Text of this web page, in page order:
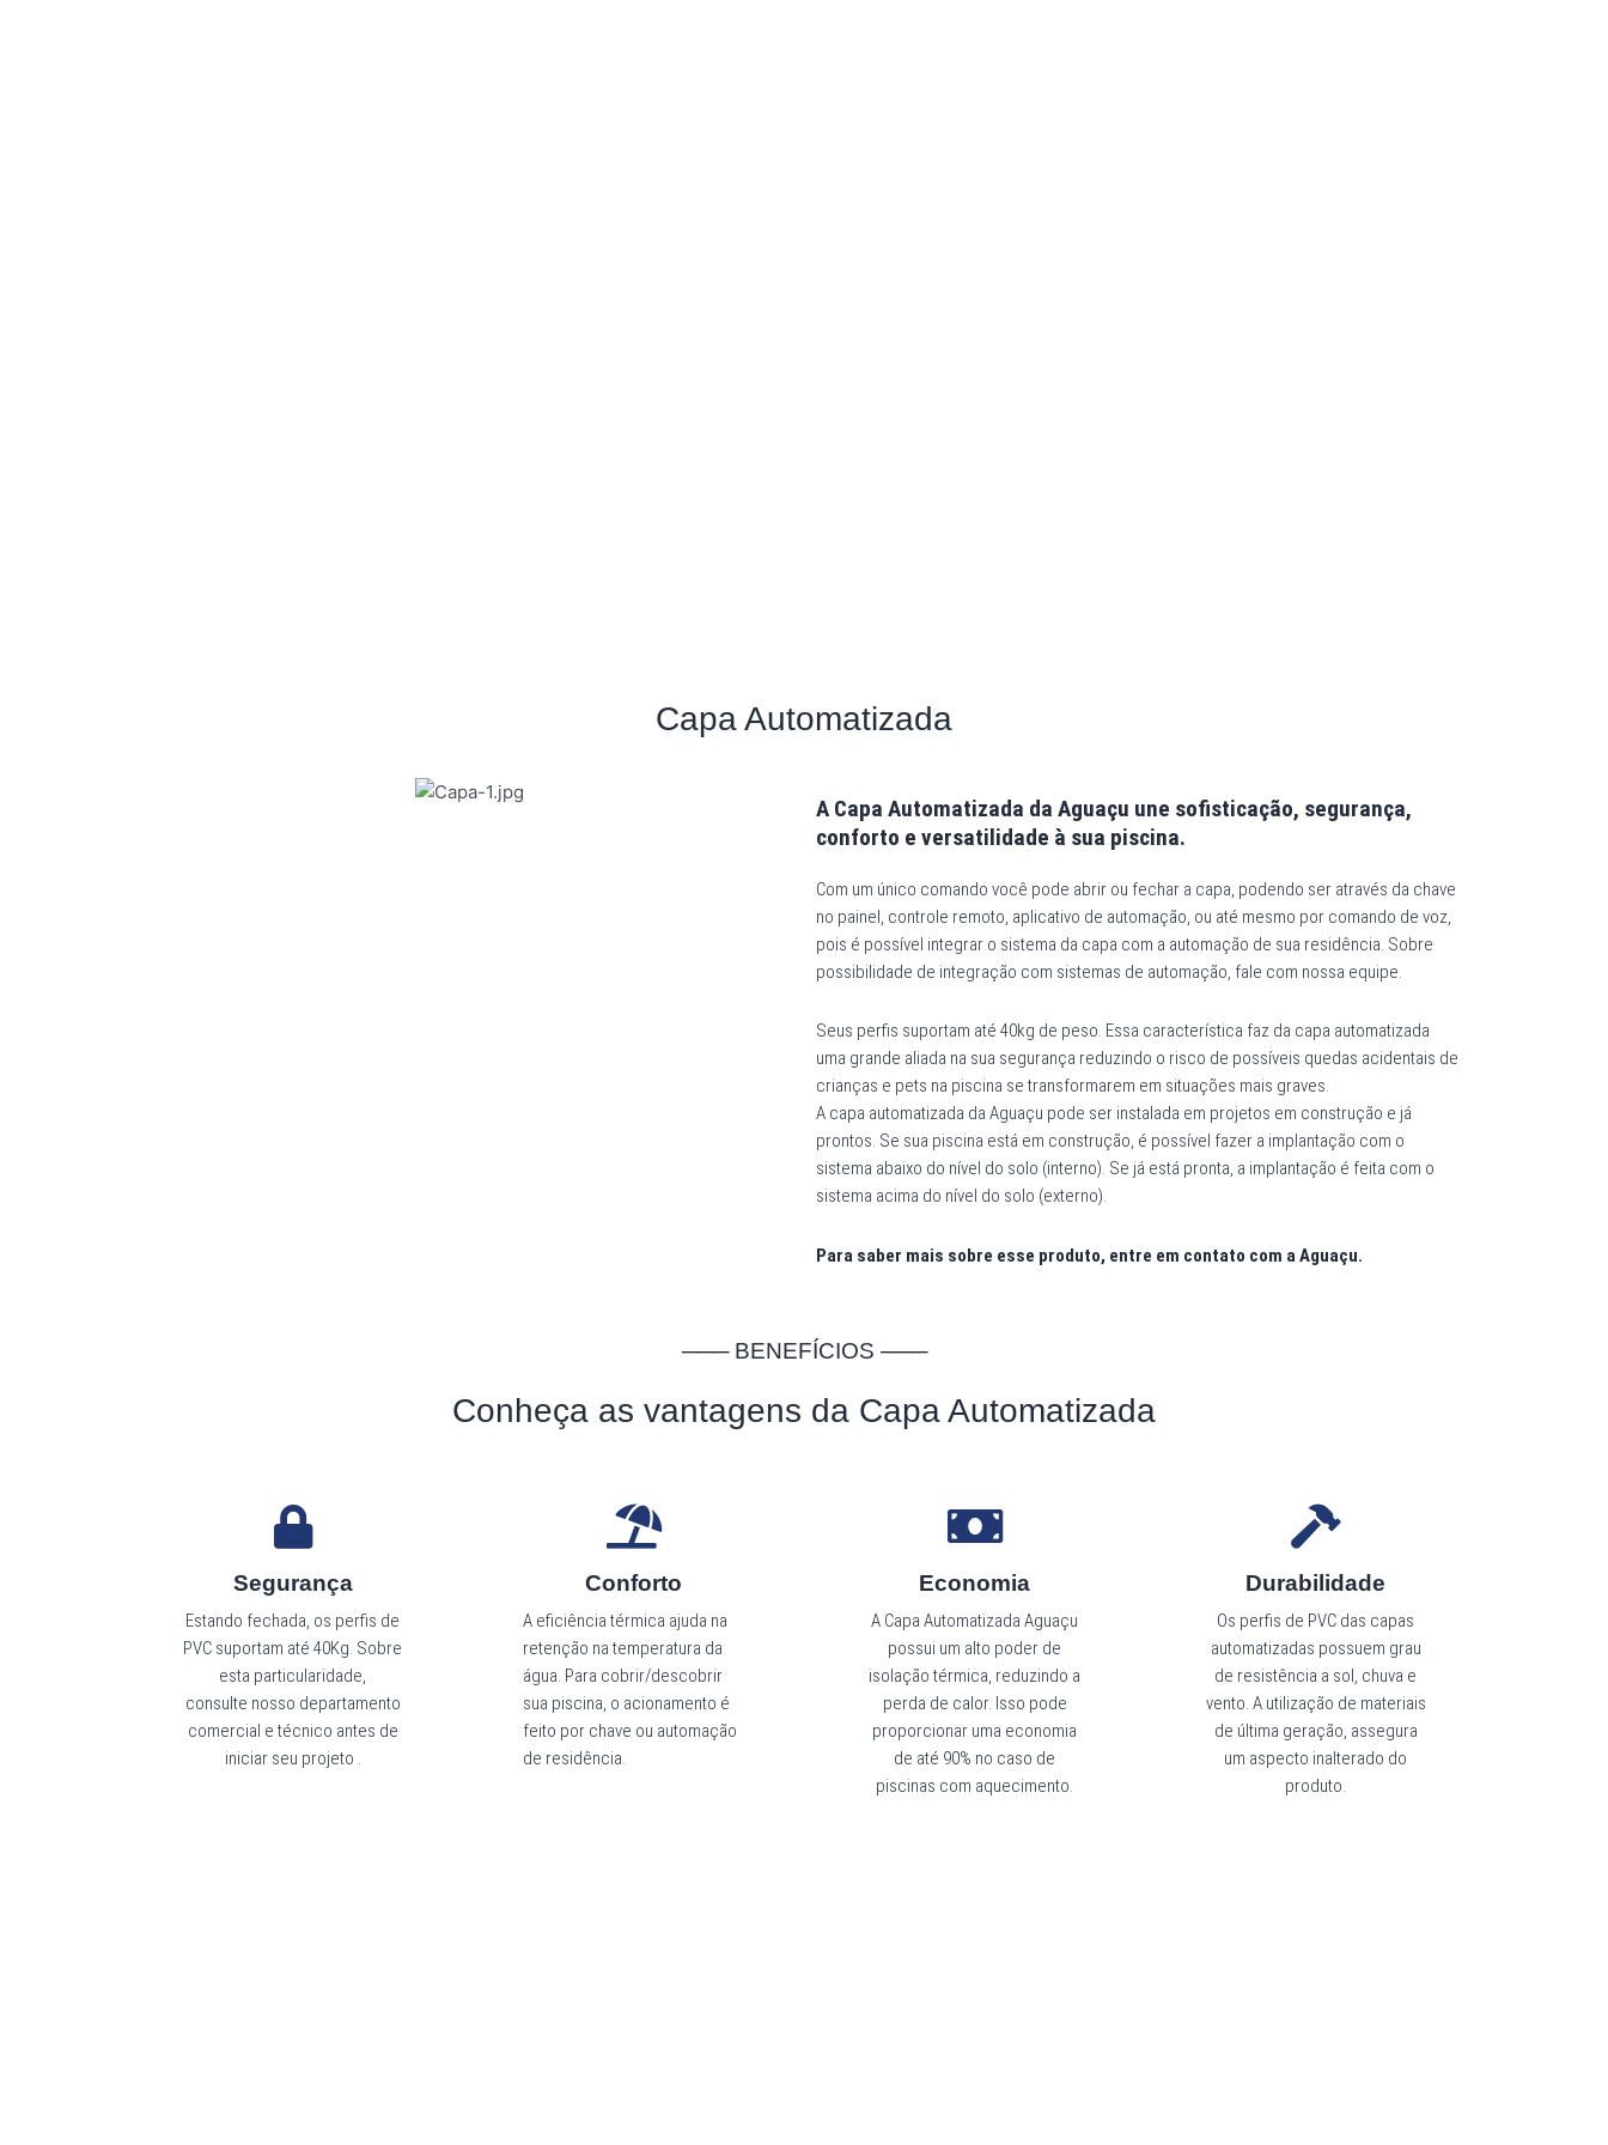
Capa Automatizada
A Capa Automatizada da Aguaçu une sofisticação, segurança,
conforto e versatilidade à sua piscina.
Com um único comando você pode abrir ou fechar a capa, podendo ser através da chave
no painel, controle remoto, aplicativo de automação, ou até mesmo por comando de voz,
pois é possível integrar o sistema da capa com a automação de sua residência. Sobre
possibilidade de integração com sistemas de automação, fale com nossa equipe.
Seus perfis suportam até 40kg de peso. Essa característica faz da capa automatizada
uma grande aliada na sua segurança reduzindo o risco de possíveis quedas acidentais de
crianças e pets na piscina se transformarem em situações mais graves.
A capa automatizada da Aguaçu pode ser instalada em projetos em construção e já
prontos. Se sua piscina está em construção, é possível fazer a implantação com o
sistema abaixo do nível do solo (interno). Se já está pronta, a implantação é feita com o
sistema acima do nível do solo (externo).
Para saber mais sobre esse produto, entre em contato com a Aguaçu.
─── BENEFÍCIOS ───
Conheça as vantagens da Capa Automatizada
Segurança
Estando fechada, os perfis de
PVC suportam até 40Kg. Sobre
esta particularidade,
consulte nosso departamento
comercial e técnico antes de
iniciar seu projeto .
Conforto
A eficiência térmica ajuda na
retenção na temperatura da
água. Para cobrir/descobrir
sua piscina, o acionamento é
feito por chave ou automação
de residência.
Economia
A Capa Automatizada Aguaçu
possui um alto poder de
isolação térmica, reduzindo a
perda de calor. Isso pode
proporcionar uma economia
de até 90% no caso de
piscinas com aquecimento.
Durabilidade
Os perfis de PVC das capas
automatizadas possuem grau
de resistência a sol, chuva e
vento. A utilização de materiais
de última geração, assegura
um aspecto inalterado do
produto.